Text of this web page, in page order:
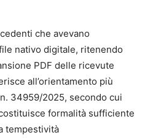
che avevano
nativo digitale, ritenendo
PDF delle ricevute
all’orientamento più
34959/2025, secondo cui
formalità sufficiente
tempestività